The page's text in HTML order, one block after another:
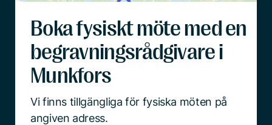
Boka fysiskt möte med en
begravningsrådgivare i
Munkfors
Vi finns tillgängliga för fysiska möten på
angiven adress.